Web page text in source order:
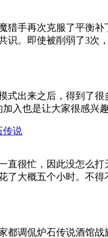
猎手再次克服了平衡
识。即使被削弱了3次
式出来之后，得到了
入也是让大家很感兴
传说
直很忙，因此没怎么
了大概五个小时。不得
都调侃炉石传说酒馆